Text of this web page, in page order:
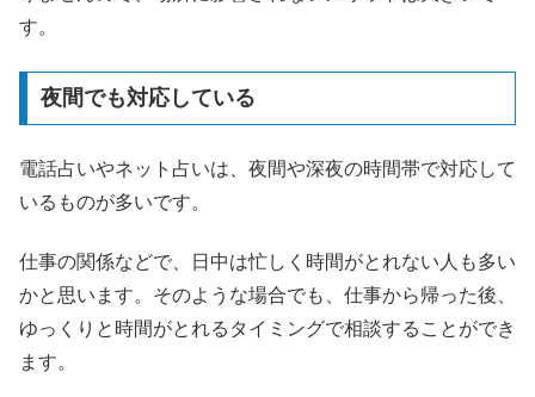
す。
夜間でも対応している
電話占いやネット占いは、夜間や深夜の時間帯で対応して
いるものが多いです。
仕事の関係などで、日中は忙しく時間がとれない人も多い
かと思います。そのような場合でも、仕事から帰った後、
ゆっくりと時間がとれるタイミングで相談することができ
ます。